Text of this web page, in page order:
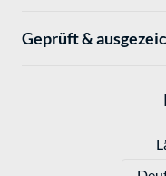
Geprüft &